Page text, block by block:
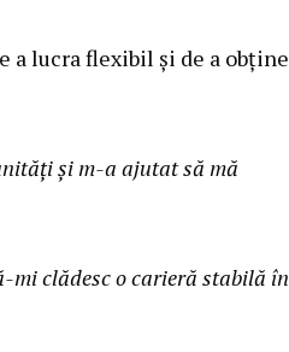
a lucra flexibil și de a obține
și m-a ajutat să mă
mi clădesc o carieră stabilă în